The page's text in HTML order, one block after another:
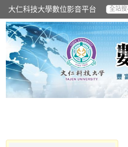
大仁科技大學數位影音平台